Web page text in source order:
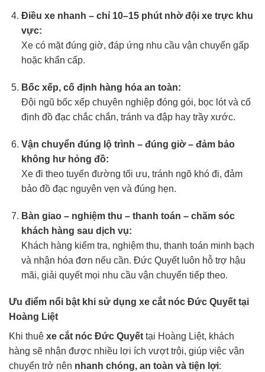
Điều xe nhanh – chỉ 10–15 phút nhờ đội xe trực khu
vực:
Xe có mặt đúng giờ, đáp ứng nhu cầu vận chuyển gấp
hoặc khẩn cấp.
Bốc xếp, cố định hàng hóa an toàn:
Đội ngũ bốc xếp chuyên nghiệp đóng gói, bọc lót và cố
định đồ đạc chắc chắn, tránh va đập hay trầy xước.
Vận chuyển đúng lộ trình – đúng giờ – đảm bảo
không hư hỏng đồ:
Xe đi theo tuyến đường tối ưu, tránh ngõ khó đi, đảm
bảo đồ đạc nguyên vẹn và đúng hẹn.
Bàn giao – nghiệm thu – thanh toán – chăm sóc
khách hàng sau dịch vụ:
Khách hàng kiểm tra, nghiệm thu, thanh toán minh bạch
và nhận hóa đơn nếu cần. Đức Quyết luôn hỗ trợ hậu
mãi, giải quyết mọi nhu cầu vận chuyển tiếp theo.
Ưu điểm nổi bật khi sử dụng xe cắt nóc Đức Quyết tại
Hoàng Liệt
Khi thuê xe cắt nóc Đức Quyết tại Hoàng Liệt, khách
hàng sẽ nhận được nhiều lợi ích vượt trội, giúp việc vận
chuyển trở nên nhanh chóng, an toàn và tiện lợi: